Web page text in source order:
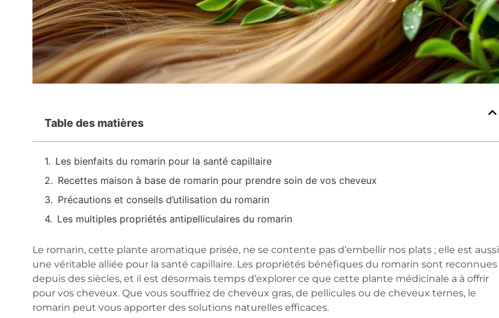
Table des matières
Les bienfaits du romarin pour la santé capillaire
Recettes maison à base de romarin pour prendre soin de vos cheveux
Précautions et conseils d’utilisation du romarin
Les multiples propriétés antipelliculaires du romarin
Le romarin, cette plante aromatique prisée, ne se contente pas d’embellir nos plats ; elle est aussi
une véritable alliée pour la santé capillaire. Les propriétés bénéfiques du romarin sont reconnues
depuis des siècles, et il est désormais temps d’explorer ce que cette plante médicinale a à offrir
pour vos cheveux. Que vous souffriez de cheveux gras, de pellicules ou de cheveux ternes, le
romarin peut vous apporter des solutions naturelles efficaces.